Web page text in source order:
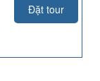
Đặt tour